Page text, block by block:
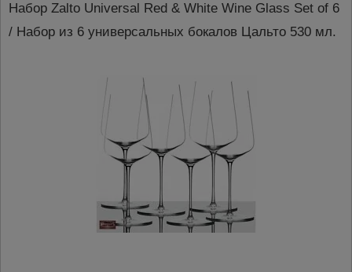
Набор Zalto Universal Red & White Wine Glass Set of 6
/ Набор из 6 универсальных бокалов Цальто 530 мл.